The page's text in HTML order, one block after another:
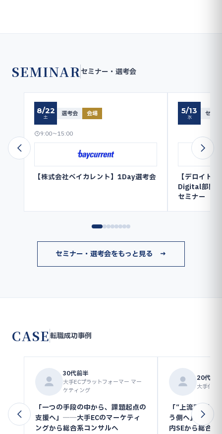
SEMINAR セミナー・選考会
8/22
土 選考会 会場
9:00〜15:00
【株式会社ベイカレント】1Day選考会
5/13
水 セミ
【デロイト
Digital部門
セミナー
セミナー・選考会をもっと見る →
CASE転職成功事例
30代前半
大手ECプラットフォーマー マー
ケティング
「一つの手段の中から、課題起点の
支援へ」──大手ECのマーケティ
ングから総合系コンサルへ
20代後半
大手化学
「“上流”を外
う側へ」──大
内SEから総合系